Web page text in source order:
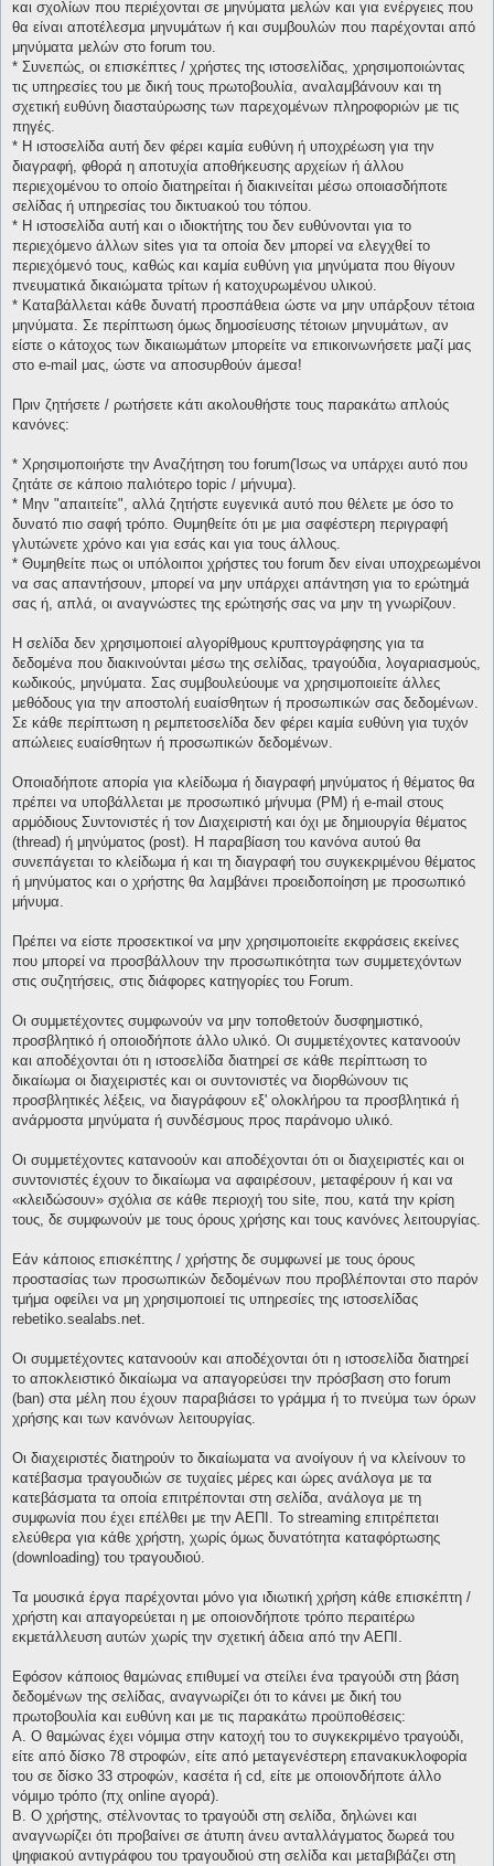
και σχολίων που περιέχονται σε μηνύματα μελών και για ενέργειες που
θα είναι αποτέλεσμα μηνυμάτων ή και συμβουλών που παρέχονται από
μηνύματα μελών στο forum του.
* Συνεπώς, οι επισκέπτες / χρήστες της ιστοσελίδας, χρησιμοποιώντας
τις υπηρεσίες του με δική τους πρωτοβουλία, αναλαμβάνουν και τη
σχετική ευθύνη διασταύρωσης των παρεχομένων πληροφοριών με τις
πηγές.
* H ιστοσελίδα αυτή δεν φέρει καμία ευθύνη ή υποχρέωση για την
διαγραφή, φθορά η αποτυχία αποθήκευσης αρχείων ή άλλου
περιεχομένου το οποίο διατηρείται ή διακινείται μέσω οποιασδήποτε
σελίδας ή υπηρεσίας του δικτυακού του τόπου.
* H ιστοσελίδα αυτή και ο ιδιοκτήτης του δεν ευθύνονται για το
περιεχόμενο άλλων sites για τα οποία δεν μπορεί να ελεγχθεί το
περιεχόμενό τους, καθώς και καμία ευθύνη για μηνύματα που θίγουν
πνευματικά δικαιώματα τρίτων ή κατοχυρωμένου υλικού.
* Καταβάλλεται κάθε δυνατή προσπάθεια ώστε να μην υπάρξουν τέτοια
μηνύματα. Σε περίπτωση όμως δημοσίευσης τέτοιων μηνυμάτων, αν
είστε ο κάτοχος των δικαιωμάτων μπορείτε να επικοινωνήσετε μαζί μας
στο e-mail μας, ώστε να αποσυρθούν άμεσα!
Πριν ζητήσετε / ρωτήσετε κάτι ακολουθήστε τους παρακάτω απλούς
κανόνες:
* Χρησιμοποιήστε την Αναζήτηση του forum(Ίσως να υπάρχει αυτό που
ζητάτε σε κάποιο παλιότερο topic / μήνυμα).
* Μην "απαιτείτε", αλλά ζητήστε ευγενικά αυτό που θέλετε με όσο το
δυνατό πιο σαφή τρόπο. Θυμηθείτε ότι με μια σαφέστερη περιγραφή
γλυτώνετε χρόνο και για εσάς και για τους άλλους.
* Θυμηθείτε πως οι υπόλοιποι χρήστες του forum δεν είναι υποχρεωμένοι
να σας απαντήσουν, μπορεί να μην υπάρχει απάντηση για το ερώτημά
σας ή, απλά, οι αναγνώστες της ερώτησής σας να μην τη γνωρίζουν.
Η σελίδα δεν χρησιμοποιεί αλγορίθμους κρυπτογράφησης για τα
δεδομένα που διακινούνται μέσω της σελίδας, τραγούδια, λογαριασμούς,
κωδικούς, μηνύματα. Σας συμβουλεύουμε να χρησιμοποιείτε άλλες
μεθόδους για την αποστολή ευαίσθητων ή προσωπικών σας δεδομένων.
Σε κάθε περίπτωση η ρεμπετοσελίδα δεν φέρει καμία ευθύνη για τυχόν
απώλειες ευαίσθητων ή προσωπικών δεδομένων.
Οποιαδήποτε απορία για κλείδωμα ή διαγραφή μηνύματος ή θέματος θα
πρέπει να υποβάλλεται με προσωπικό μήνυμα (PM) ή e-mail στους
αρμόδιους Συντονιστές ή τον Διαχειριστή και όχι με δημιουργία θέματος
(thread) ή μηνύματος (post). Η παραβίαση του κανόνα αυτού θα
συνεπάγεται το κλείδωμα ή και τη διαγραφή του συγκεκριμένου θέματος
ή μηνύματος και ο χρήστης θα λαμβάνει προειδοποίηση με προσωπικό
μήνυμα.
Πρέπει να είστε προσεκτικοί να μην χρησιμοποιείτε εκφράσεις εκείνες
που μπορεί να προσβάλλουν την προσωπικότητα των συμμετεχόντων
στις συζητήσεις, στις διάφορες κατηγορίες του Forum.
Οι συμμετέχοντες συμφωνούν να μην τοποθετούν δυσφημιστικό,
προσβλητικό ή οποιοδήποτε άλλο υλικό. Οι συμμετέχοντες κατανοούν
και αποδέχονται ότι η ιστοσελίδα διατηρεί σε κάθε περίπτωση το
δικαίωμα οι διαχειριστές και οι συντονιστές να διορθώνουν τις
προσβλητικές λέξεις, να διαγράφουν εξ' ολοκλήρου τα προσβλητικά ή
ανάρμοστα μηνύματα ή συνδέσμους προς παράνομο υλικό.
Οι συμμετέχοντες κατανοούν και αποδέχονται ότι οι διαχειριστές και οι
συντονιστές έχουν το δικαίωμα να αφαιρέσουν, μεταφέρουν ή και να
«κλειδώσουν» σχόλια σε κάθε περιοχή του site, που, κατά την κρίση
τους, δε συμφωνούν με τους όρους χρήσης και τους κανόνες λειτουργίας.
Εάν κάποιος επισκέπτης / χρήστης δε συμφωνεί με τους όρους
προστασίας των προσωπικών δεδομένων που προβλέπονται στο παρόν
τμήμα οφείλει να μη χρησιμοποιεί τις υπηρεσίες της ιστοσελίδας
rebetiko.sealabs.net.
Οι συμμετέχοντες κατανοούν και αποδέχονται ότι η ιστοσελίδα διατηρεί
το αποκλειστικό δικαίωμα να απαγορεύσει την πρόσβαση στο forum
(ban) στα μέλη που έχουν παραβιάσει το γράμμα ή το πνεύμα των όρων
χρήσης και των κανόνων λειτουργίας.
Οι διαχειριστές διατηρούν το δικαίωματα να ανοίγουν ή να κλείνουν το
κατέβασμα τραγουδιών σε τυχαίες μέρες και ώρες ανάλογα με τα
κατεβάσματα τα οποία επιτρέπονται στη σελίδα, ανάλογα με τη
συμφωνία που έχει επέλθει με την ΑΕΠΙ. Το streaming επιτρέπεται
ελεύθερα για κάθε χρήστη, χωρίς όμως δυνατότητα καταφόρτωσης
(downloading) του τραγουδιού.
Τα μουσικά έργα παρέχονται μόνο για ιδιωτική χρήση κάθε επισκέπτη /
χρήστη και απαγορεύεται η με οποιονδήποτε τρόπο περαιτέρω
εκμετάλλευση αυτών χωρίς την σχετική άδεια από την ΑΕΠΙ.
Εφόσον κάποιος θαμώνας επιθυμεί να στείλει ένα τραγούδι στη βάση
δεδομένων της σελίδας, αναγνωρίζει ότι το κάνει με δική του
πρωτοβουλία και ευθύνη και με τις παρακάτω προϋποθέσεις:
Α. Ο θαμώνας έχει νόμιμα στην κατοχή του το συγκεκριμένο τραγούδι,
είτε από δίσκο 78 στροφών, είτε από μεταγενέστερη επανακυκλοφορία
του σε δίσκο 33 στροφών, κασέτα ή cd, είτε με οποιονδήποτε άλλο
νόμιμο τρόπο (πχ online αγορά).
Β. Ο χρήστης, στέλνοντας το τραγούδι στη σελίδα, δηλώνει και
αναγνωρίζει ότι προβαίνει σε άτυπη άνευ ανταλλάγματος δωρεά του
ψηφιακού αντιγράφου του τραγουδιού στη σελίδα και μεταβιβάζει στη